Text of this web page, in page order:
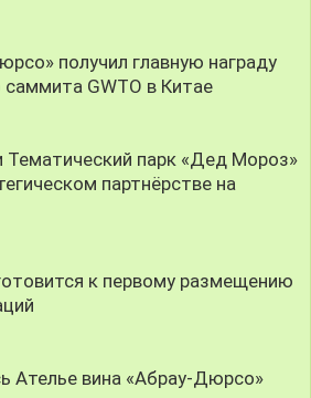
получил главную награду
GWTO в Китае
парк «Дед Мороз»
партнёрстве на
к первому размещению
Ателье вина «Абрау-Дюрсо»